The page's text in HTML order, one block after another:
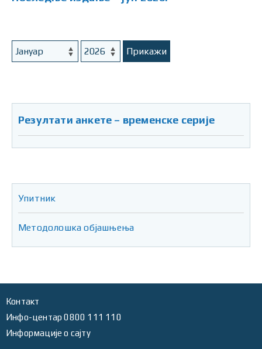
Прикажи
Резултати анкете – временске серије
Упитник
Методолошка објашњења
Контакт
Инфо-центар 0800 111 110
Информације о сајту